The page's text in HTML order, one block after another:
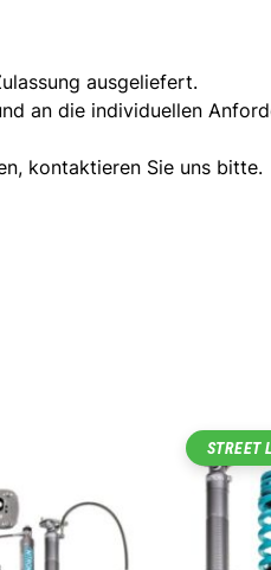
ausgeliefert.
an die individuellen
kontaktieren Sie uns bitte.
STREET